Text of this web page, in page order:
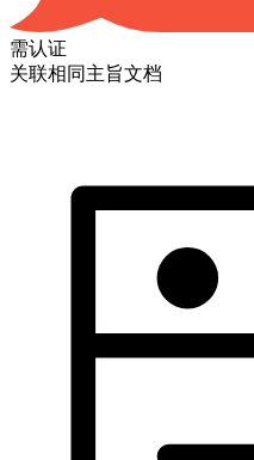
需认证
关联相同主旨文档